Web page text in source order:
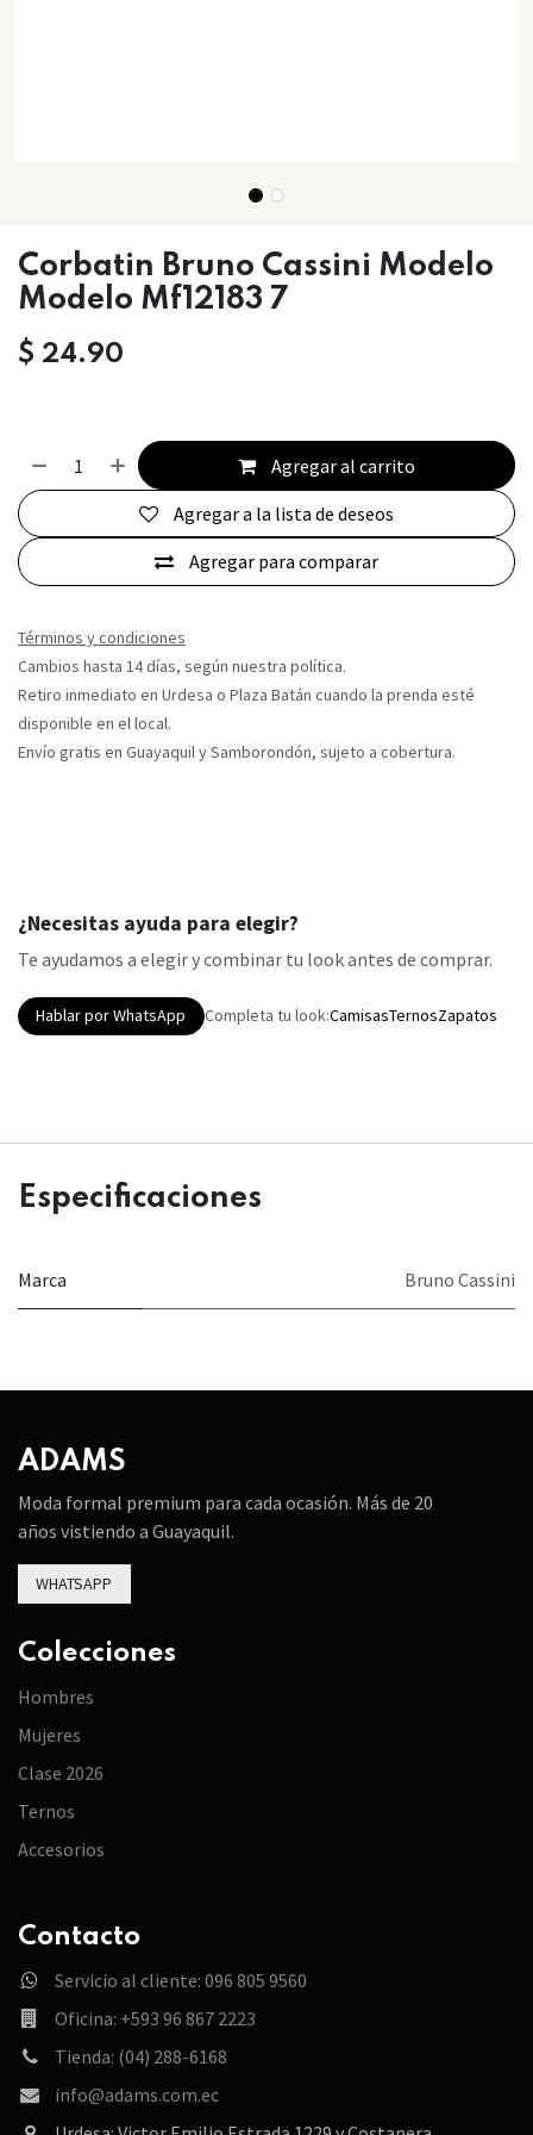
Corbatin Bruno Cassini Modelo
Modelo Mf12183 7
$ 24.90
Agregar al carrito
Agregar para comparar
Agregar a la lista de deseos
Términos y condiciones
Cambios hasta 14 días, según nuestra política.
Retiro inmediato en Urdesa o Plaza Batán cuando la prenda esté
disponible en el local.
Envío gratis en Guayaquil y Samborondón, sujeto a cobertura.
¿Necesitas ayuda para elegir?
Te ayudamos a elegir y combinar tu look antes de comprar.
Hablar por WhatsApp Completa tu look:CamisasTernosZapatos
Especificaciones
Marca Bruno Cassini
ADAMS
Moda formal premium para cada ocasión. Más de 20
años vistiendo a Guayaquil.
WHATSAPP
Colecciones
Hombres
Mujeres
Clase 2026
Ternos
Accesorios
Contacto
Servicio al cliente: 096 805 9560
Oficina: +593 96 867 2223
Tienda: (04) 288-6168
info@adams.com.ec